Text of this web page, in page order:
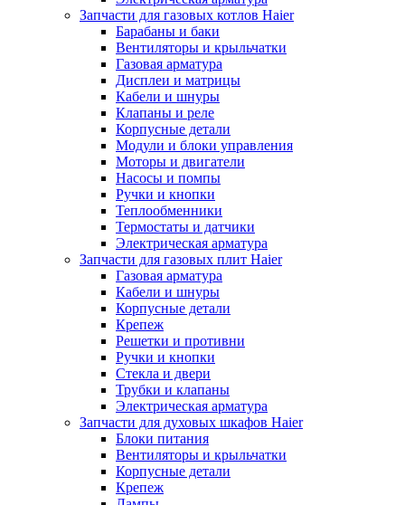
Запчасти для газовых котлов Haier
Барабаны и баки
Вентиляторы и крыльчатки
Газовая арматура
Дисплеи и матрицы
Кабели и шнуры
Клапаны и реле
Корпусные детали
Модули и блоки управления
Моторы и двигатели
Насосы и помпы
Ручки и кнопки
Теплообменники
Термостаты и датчики
Электрическая арматура
Запчасти для газовых плит Haier
Газовая арматура
Кабели и шнуры
Корпусные детали
Крепеж
Решетки и противни
Ручки и кнопки
Стекла и двери
Трубки и клапаны
Электрическая арматура
Запчасти для духовых шкафов Haier
Блоки питания
Вентиляторы и крыльчатки
Корпусные детали
Крепеж